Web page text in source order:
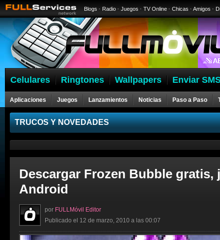
Blogs · Radio · Juegos · TV Online · Chicas · Amigos ·
Celulares Ringtones Wallpapers Enviar
Aplicaciones Juegos Lanzamientos Noticias Paso a Paso
Celulares
TRUCOS Y NOVEDADES
Descargar Frozen Bubble gratis,
Android
por FULLMóvil Editor
Publicado el 12 de marzo, 2010 a las 00:07